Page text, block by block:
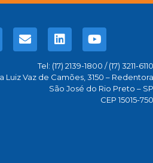
Tel: (17) 2139-1800 / (17) 3211-6110
Luiz Vaz de Camões, 3150 – Redentora
São José do Rio Preto – SP
CEP 15015-750